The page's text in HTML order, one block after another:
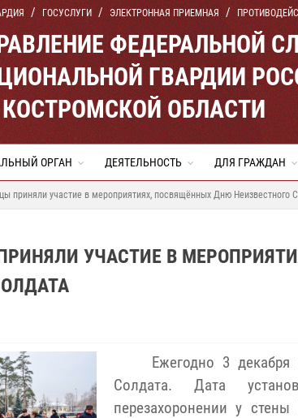
ГОСУСЛУГИ ЭЛЕКТРОННАЯ ПРИЕМНАЯ
ФЕДЕРАЛЬНОЙ
ГВАРДИИ
ОБЛАСТИ
ОРГАН ДЕЯТЕЛЬНОСТЬ ДЛЯ ГРАЖДАН
приняли участие в мероприятиях, посвящённых Дню Неизвестного
УЧАСТИЕ В
Ежегодно 3
Солдата. Дата
перезахоронении у